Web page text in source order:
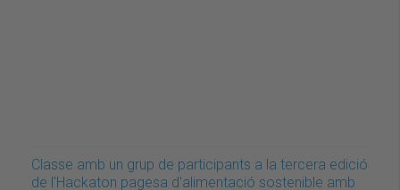
Classe amb un grup de participants a la tercera edició
de l'Hackaton pagesa d'alimentació sostenible amb